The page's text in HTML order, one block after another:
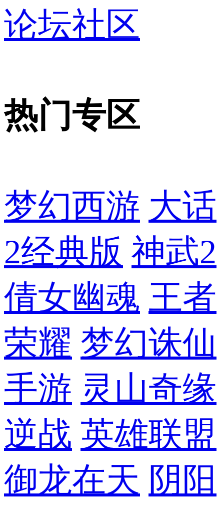
论坛社区
热门专区
梦幻西游 大话
2经典版 神武2
倩女幽魂 王者
荣耀 梦幻诛仙
手游 灵山奇缘
逆战 英雄联盟
御龙在天 阴阳